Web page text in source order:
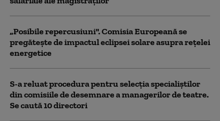
„Posibile repercusiuni". Comisia Europeană se
pregătește de impactul eclipsei solare asupra rețelei
energetice
S-a reluat procedura pentru selecţia specialiştilor
din comisiile de desemnare a managerilor de teatre.
Se caută 10 directori